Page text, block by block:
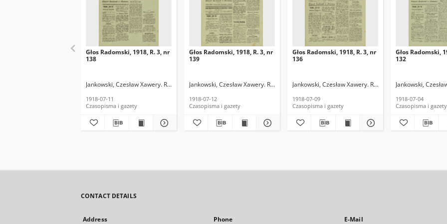
Głos Radomski, 1918, R. 3, nr
138
Jankowski, Czesław Xawery. Red.
1918-07-11
Czasopisma i gazety
Głos Radomski, 1918, R. 3, nr
139
Jankowski, Czesław Xawery. Red.
1918-07-12
Czasopisma i gazety
Głos Radomski, 1918, R. 3, nr
136
Jankowski, Czesław Xawery. Red.
1918-07-09
Czasopisma i gazety
Głos Radomski,
132
Jankowski,
1918-07-04
Czasopisma i gazety
CONTACT DETAILS
Address Phone E-Mail